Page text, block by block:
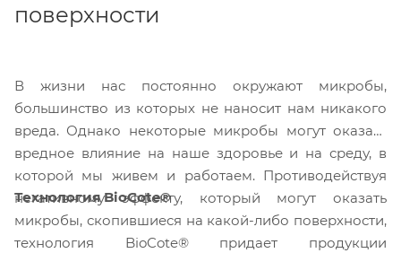
поверхности
В жизни нас постоянно окружают микробы,
большинство из которых не наносит нам никакого
вреда. Однако некоторые микробы могут оказать
вредное влияние на наше здоровье и на среду, в
которой мы живем и работаем. Противодействуя
негативному эффекту, который могут оказать
микробы, скопившиеся на какой-либо поверхности,
технология BioCote® придает продукции
Технология BioCote®